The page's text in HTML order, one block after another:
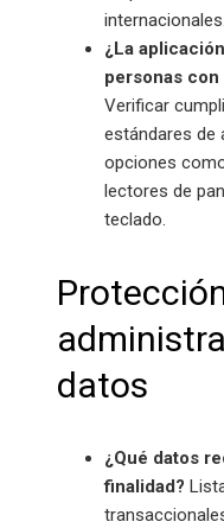
internacionales.
¿La
personas
Verificar
estándares de
opciones
lectores de
teclado.
datos
¿Qué datos
finalidad?